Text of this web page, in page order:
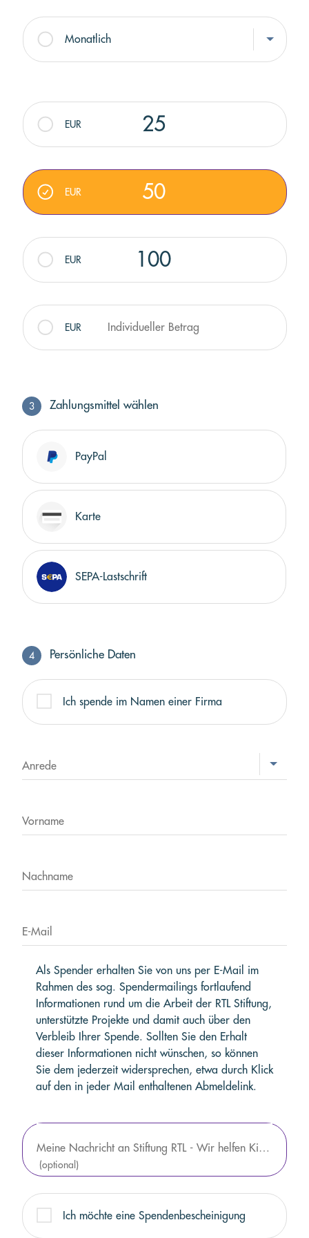
Monatlich
EUR 25
EUR 50
EUR 100
EUR Individueller Betrag
3 Zahlungsmittel wählen
Zahlungsmittel wählen
PayPal
Karte
SEPA-Lastschrift
4 Persönliche Daten
Profil
Ich spende im Namen einer Firma
Anrede
Vorname
Nachname
E-Mail
Als Spender erhalten Sie von uns per E-Mail im
Rahmen des sog. Spendermailings fortlaufend
Informationen rund um die Arbeit der RTL Stiftung,
unterstützte Projekte und damit auch über den
Verbleib Ihrer Spende. Sollten Sie den Erhalt
dieser Informationen nicht wünschen, so können
Sie dem jederzeit widersprechen, etwa durch Klick
auf den in jeder Mail enthaltenen Abmeldelink.
Meine Nachricht an Stiftung RTL - Wir helfen Kindern e.V.
(optional)
Ich möchte eine Spendenbescheinigung